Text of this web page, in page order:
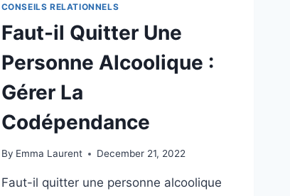
CONSEILS RELATIONNELS
Faut-il Quitter Une
Personne Alcoolique :
Gérer La
Codépendance
By Emma Laurent December 21, 2022
Faut-il quitter une personne alcoolique